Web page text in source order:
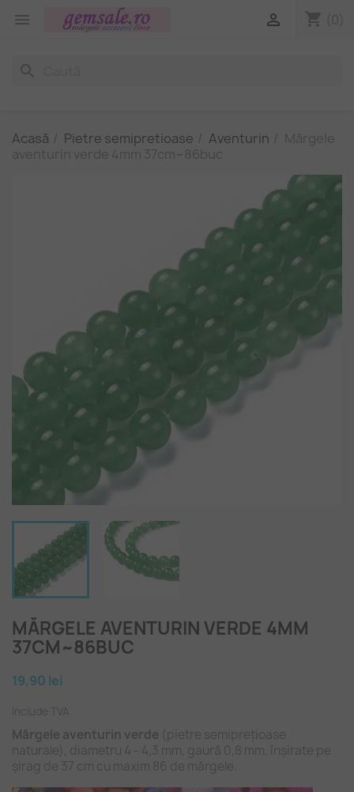
 shopping_cart (0)

search
Acasă Pietre semipretioase Aventurin
Mărgele
aventurin verde 4mm 37cm~86buc
MĂRGELE AVENTURIN VERDE 4MM
37CM~86BUC
19,90 lei
Include TVA
Mărgele aventurin verde (pietre semiprețioase
naturale), diametru 4 - 4,3 mm, gaură 0,8 mm, înșirate pe
șirag de 37 cm cu maxim 86 de mărgele.